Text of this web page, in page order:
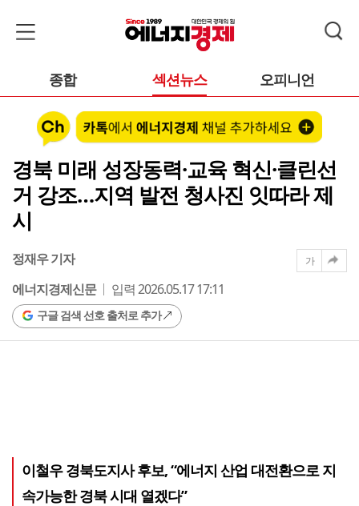
종합 섹션뉴스 오피니언
경북 미래 성장동력·교육 혁신·클린선
거 강조…지역 발전 청사진 잇따라 제
시
정재우 기자
에너지경제신문
입력 2026.05.17 17:11
구글 검색 선호 출처로 추가
가
이철우 경북도지사 후보, “에너지 산업 대전환으로 지
속가능한 경북 시대 열겠다”